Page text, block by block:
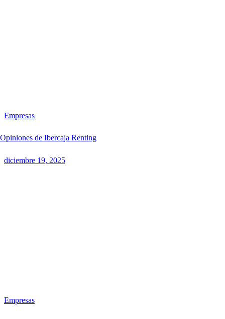
Empresas
Opiniones de Ibercaja Renting
diciembre 19, 2025
Empresas